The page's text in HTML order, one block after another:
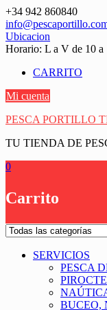
Saltar
contenido
+34 942 860840
Ubicacion
Horario: L a V de 10 a
CARRITO
Mi cuenta
PESCA PORTILLO
TU TIENDA DE
0
Carrito
SERVICIOS
PESCA
BUCEO,